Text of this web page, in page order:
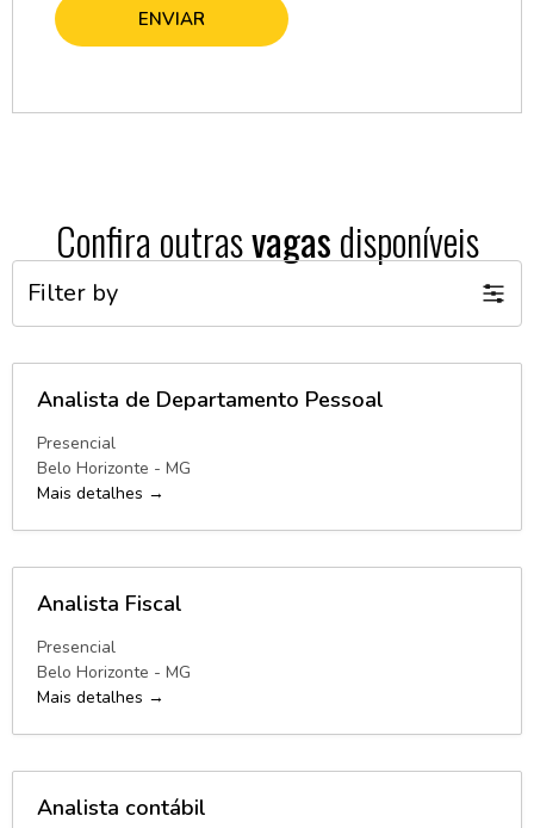
Confira outrasvagasdisponíveis
Filter by
Analista de Departamento Pessoal
Presencial
Belo Horizonte - MG
Mais detalhes
Analista Fiscal
Presencial
Belo Horizonte - MG
Mais detalhes
Analista contábil